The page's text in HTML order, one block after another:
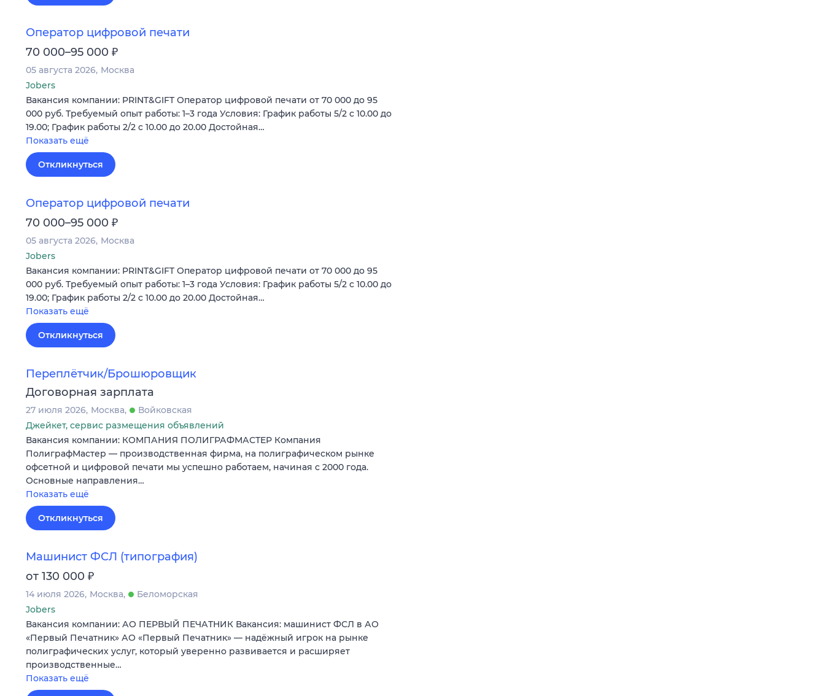
Оператор цифровой печати
70 000–95 000 ₽
05 августа 2026 Москва
Jobers
Вакансия компании: PRINT&GIFT Оператор цифровой печати от 70 000 до 95
000 руб. Требуемый опыт работы: 1–3 года Условия: График работы 5/2 с 10.00 до
19.00; График работы 2/2 c 10.00 до 20.00 Достойная…
Показать ещё
Откликнуться
Оператор цифровой печати
70 000–95 000 ₽
05 августа 2026 Москва
Jobers
Вакансия компании: PRINT&GIFT Оператор цифровой печати от 70 000 до 95
000 руб. Требуемый опыт работы: 1–3 года Условия: График работы 5/2 с 10.00 до
19.00; График работы 2/2 c 10.00 до 20.00 Достойная…
Показать ещё
Откликнуться
Переплётчик/Брошюровщик
Договорная зарплата
27 июля 2026 Москва
Войковская
Джейкет, сервис размещения объявлений
Вакансия компании: КОМПАНИЯ ПОЛИГРАФМАСТЕР Компания
ПолиграфМастер — производственная фирма, на полиграфическом рынке
офсетной и цифровой печати мы успешно работаем, начиная с 2000 года.
Основные направления…
Показать ещё
Откликнуться
Машинист ФСЛ (типография)
от 130 000 ₽
14 июля 2026 Москва
Беломорская
Jobers
Вакансия компании: АО ПЕРВЫЙ ПЕЧАТНИК Вакансия: машинист ФСЛ в АО
«Первый Печатник» АО «Первый Печатник» — надёжный игрок на рынке
полиграфических услуг, который уверенно развивается и расширяет
производственные…
Показать ещё